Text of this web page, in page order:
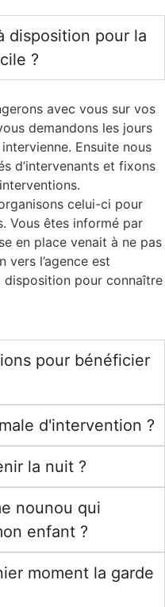
disposition pour la
?
avec vous sur vos
demandons les jours
Ensuite nous
d’intervenants et fixons
celui-ci pour
Vous êtes informé par
en place venait à ne pas
vers l’agence est
disposition pour connaître
pour bénéficier
d'intervention ?
la nuit ?
nounou qui
enfant ?
moment la garde